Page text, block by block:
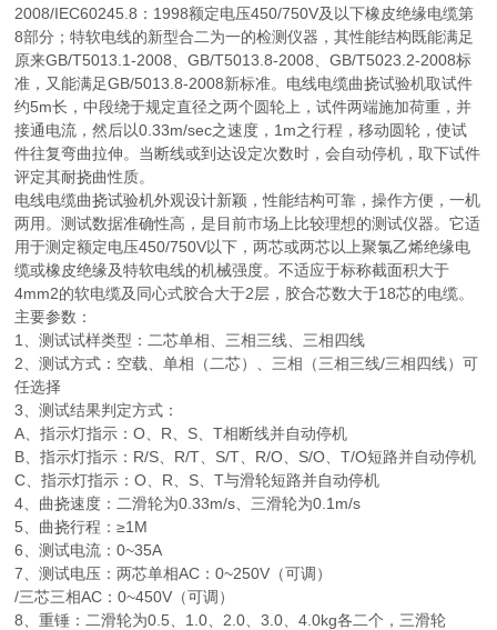
2008/IEC60245.8：1998额定电压450/750V及以下橡皮绝缘电缆第
8部分；特软电线的新型合二为一的检测仪器，其性能结构既能满足
原来GB/T5013.1-2008、GB/T5013.8-2008、GB/T5023.2-2008标
准，又能满足GB/5013.8-2008新标准。电线电缆曲挠试验机取试件
约5m长，中段绕于规定直径之两个圆轮上，试件两端施加荷重，并
接通电流，然后以0.33m/sec之速度，1m之行程，移动圆轮，使试
件往复弯曲拉伸。当断线或到达设定次数时，会自动停机，取下试件
评定其耐挠曲性质。
电线电缆曲挠试验机外观设计新颖，性能结构可靠，操作方便，一机
两用。测试数据准确性高，是目前市场上比较理想的测试仪器。它适
用于测定额定电压450/750V以下，两芯或两芯以上聚氯乙烯绝缘电
缆或橡皮绝缘及特软电线的机械强度。不适应于标称截面积大于
4mm2的软电缆及同心式胶合大于2层，胶合芯数大于18芯的电缆。
主要参数：
1、测试试样类型：二芯单相、三相三线、三相四线
2、测试方式：空载、单相（二芯）、三相（三相三线/三相四线）可
任选择
3、测试结果判定方式：
A、指示灯指示：O、R、S、T相断线并自动停机
B、指示灯指示：R/S、R/T、S/T、R/O、S/O、T/O短路并自动停机
C、指示灯指示：O、R、S、T与滑轮短路并自动停机
4、曲挠速度：二滑轮为0.33m/s、三滑轮为0.1m/s
5、曲挠行程：≥1M
6、测试电流：0~35A
7、测试电压：两芯单相AC：0~250V（可调）
/三芯三相AC：0~450V（可调）
8、重锤：二滑轮为0.5、1.0、2.0、3.0、4.0kg各二个，三滑轮